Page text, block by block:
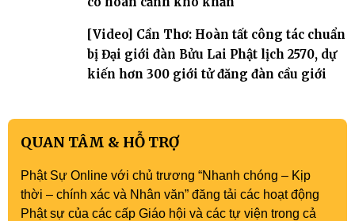
[Video] Cần Thơ: Hoàn tất công tác chuẩn
bị Đại giới đàn Bửu Lai Phật lịch 2570, dự
kiến hơn 300 giới tử đăng đàn cầu giới
QUAN TÂM & HỖ TRỢ
Phật Sự Online với chủ trương “Nhanh chóng – Kịp
thời – chính xác và Nhân văn” đăng tải các hoạt động
Phật sự của các cấp Giáo hội và các tự viện trong cả